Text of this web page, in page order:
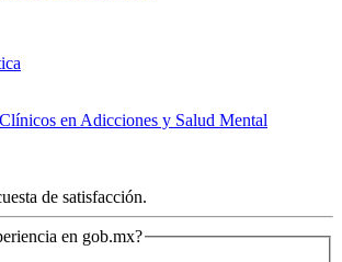
en Adicciones y Salud Mental
de satisfacción.
en gob.mx?